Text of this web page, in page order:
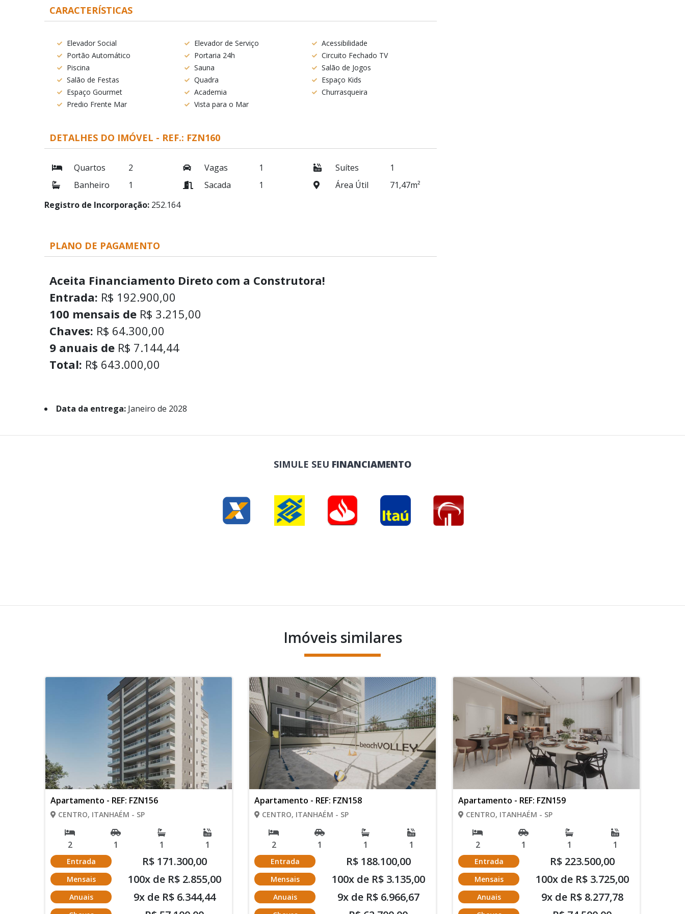
CARACTERÍSTICAS
Elevador Social Elevador de Serviço
Acessibilidade
Portão Automático
Portaria 24h
Circuito Fechado TV
Piscina
Sauna
Salão de Jogos
Salão de Festas
Quadra
Espaço Kids
Espaço Gourmet
Academia
Churrasqueira
Predio Frente Mar
Vista para o Mar
DETALHES DO IMÓVEL - REF.: FZN160
Quartos 2 Vagas 1 Suítes
1
Banheiro
1 Sacada 1 Área Útil
71,47m²
Registro de Incorporação: 252.164
PLANO DE PAGAMENTO
Aceita Financiamento Direto com a Construtora!
Entrada: R$ 192.900,00
100 mensais de R$ 3.215,00
Chaves: R$ 64.300,00
9 anuais de R$ 7.144,44
Total: R$ 643.000,00
Data da entrega: Janeiro de 2028
SIMULE SEU FINANCIAMENTO
Imóveis similares
Apartamento - REF: FZN156
CENTRO, ITANHAÉM - SP
2 1 1 1
Entrada R$ 171.300,00
Mensais 100x de R$ 2.855,00
Anuais 9x de R$ 6.344,44
Apartamento - REF: FZN158
CENTRO, ITANHAÉM - SP
2 1 1 1
Entrada R$ 188.100,00
Mensais 100x de R$ 3.135,00
Anuais 9x de R$ 6.966,67
Apartamento - REF: FZN159
CENTRO, ITANHAÉM - SP
2 1 1 1
Entrada R$ 223.500,00
Mensais 100x de R$ 3.725,00
Anuais 9x de R$ 8.277,78